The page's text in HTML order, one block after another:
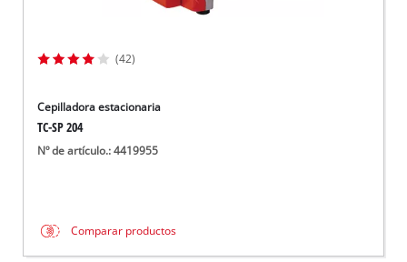
(42)
Cepilladora estacionaria
TC-SP 204
Nº de artículo.: 4419955
Comparar productos